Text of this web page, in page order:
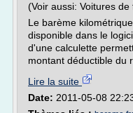
(Voir aussi: Voitures de
Le barème
disponible dans le
d'une calculette
montant déductible du
Lire la suite
Date: 2011-05-08